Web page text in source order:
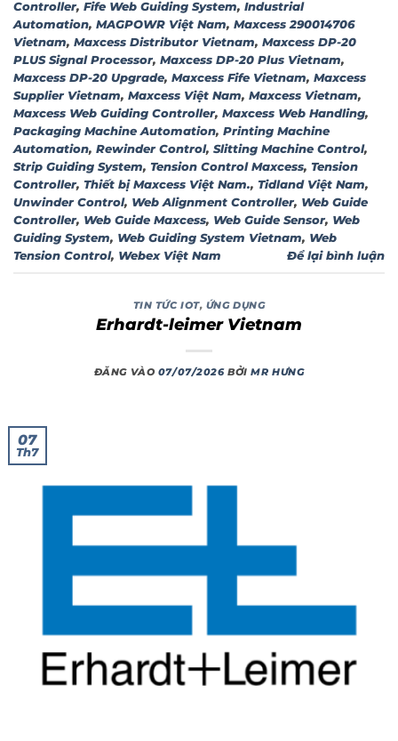
Controller, Fife Web Guiding System, Industrial
Automation, MAGPOWR Việt Nam, Maxcess 290014706
Vietnam, Maxcess Distributor Vietnam, Maxcess DP-20
PLUS Signal Processor, Maxcess DP-20 Plus Vietnam,
Maxcess DP-20 Upgrade, Maxcess Fife Vietnam, Maxcess
Supplier Vietnam, Maxcess Việt Nam, Maxcess Vietnam,
Maxcess Web Guiding Controller, Maxcess Web Handling,
Packaging Machine Automation, Printing Machine
Automation, Rewinder Control, Slitting Machine Control,
Strip Guiding System, Tension Control Maxcess, Tension
Controller, Thiết bị Maxcess Việt Nam., Tidland Việt Nam,
Unwinder Control, Web Alignment Controller, Web Guide
Controller, Web Guide Maxcess, Web Guide Sensor, Web
Guiding System, Web Guiding System Vietnam, Web
Tension Control, Webex Việt Nam Để lại bình luận
TIN TỨC IOT, ỨNG DỤNG
Erhardt-leimer Vietnam
ĐĂNG VÀO 07/07/2026 BỞIMR HƯNG
07
Th7